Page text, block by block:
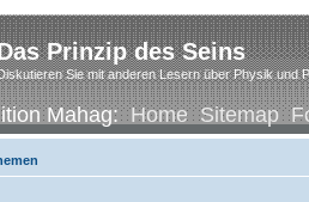
Prinzip des Seins
Sie mit anderen Lesern über Physik und
Mahag:Home Sitemap